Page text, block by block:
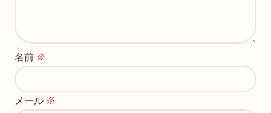
名前 ※
メール ※